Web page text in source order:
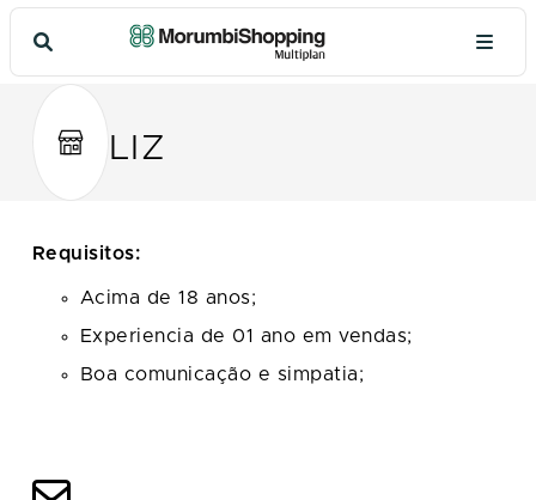
LIZ
Requisitos:
Acima de 18 anos;
Experiencia de 01 ano em vendas;
Boa comunicação e simpatia;